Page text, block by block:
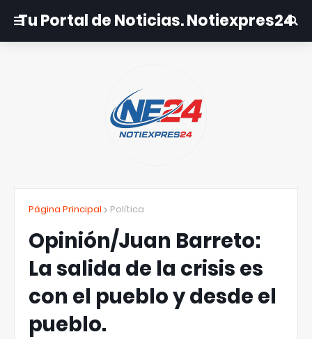
Tu Portal de Noticias. Notiexpres24
Página Principal Política
Opinión/Juan Barreto:
La salida de la crisis es
con el pueblo y desde el
pueblo.